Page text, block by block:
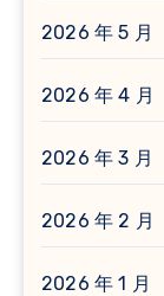
2026 年 5 月
2026 年 4 月
2026 年 3 月
2026 年 2 月
2026 年 1 月